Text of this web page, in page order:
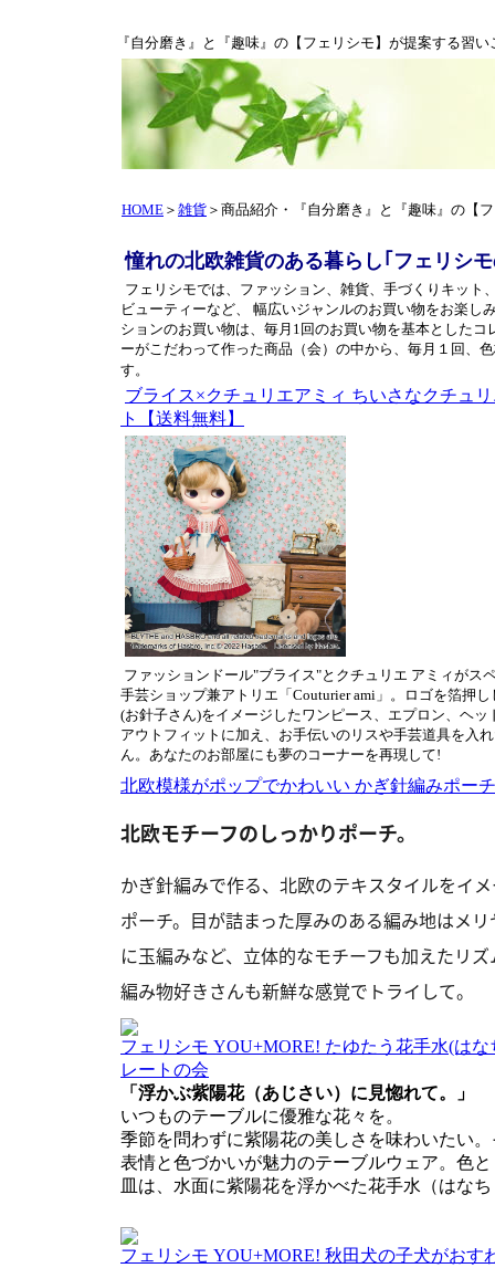
『自分磨き』と『趣味』の【フェリシモ】が提案する習い
HOME ＞ 雑貨 ＞商品紹介・ 『自分磨き』と『趣味』の【
憧れの北欧雑貨のある暮らし｢フェリシ
フェリシモでは、ファッション、雑貨、手づくりキット
ビューティーなど、 幅広いジャンルのお買い物をお楽し
ションのお買い物は、毎月1回のお買い物を基本とした
ーがこだわって作った商品（会）の中から、毎月１回、
す。
ブライス×クチュリエアミィ ちいさなクチュ
ト【送料無料】
ファッションドール"ブライス"とクチュリエ アミィがス
手芸ショップ兼アトリエ「Couturier ami」。ロゴを箔押
(お針子さん)をイメージしたワンピース、エプロン、ヘ
アウトフィットに加え、お手伝いのリスや手芸道具を入
ん。あなたのお部屋にも夢のコーナーを再現して!
北欧模様がポップでかわいい かぎ針編みポー
北欧モチーフのしっかりポーチ。
かぎ針編みで作る、北欧のテキスタイルをイ
ポーチ。目が詰まった厚みのある編み地はメ
に玉編みなど、立体的なモチーフも加えたリ
編み物好きさんも新鮮な感覚でトライして。
フェリシモ YOU+MORE! たゆたう花手水(は
レートの会
「浮かぶ紫陽花（あじさい）に見惚れて。」
いつものテーブルに優雅な花々を。
季節を問わずに紫陽花の美しさを味わいたい
表情と色づかいが魅力のテーブルウェア。色
皿は、水面に紫陽花を浮かべた花手水（はな
フェリシモ YOU+MORE! 秋田犬の子犬がおす